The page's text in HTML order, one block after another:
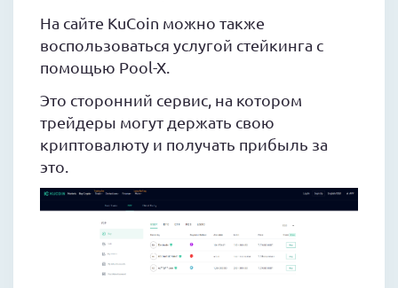
На сайте KuCoin можно также
воспользоваться услугой стейкинга с
помощью Pool-X.
Это сторонний сервис, на котором
трейдеры могут держать свою
криптовалюту и получать прибыль за
это.